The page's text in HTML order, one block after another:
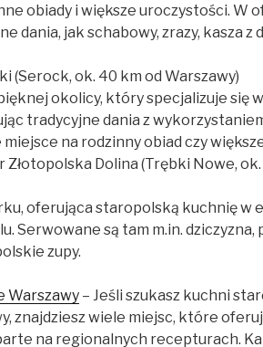
obiady i większe uroczystości. W
dania, jak schabowy, zrazy, kasza z
(Serock, ok. 40 km od Warszawy)
okolicy, który specjalizuje się
tradycyjne dania z
na rodzinny obiad czy
Złotopolska Dolina (Trębki Nowe,
oferująca staropolską kuchnię w
Serwowane są tam m.in. dziczyzna,
zupy.
Warszawy – Jeśli szukasz kuchni
znajdziesz wiele miejsc, które
na regionalnych recepturach.